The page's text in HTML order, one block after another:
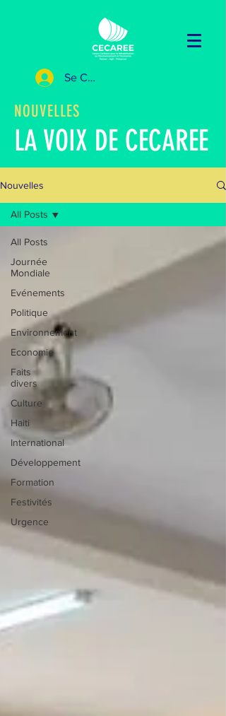
Se Connecter
NOUVELLES
LA VOIX DE CECAREE
Nouvelles
All Posts
Journée
Mondiale
Evénements
Politique
Environnement
Economie
Faits
divers
Culture
Haiti
International
Développement
Formation
Festivités
Urgence
All Posts